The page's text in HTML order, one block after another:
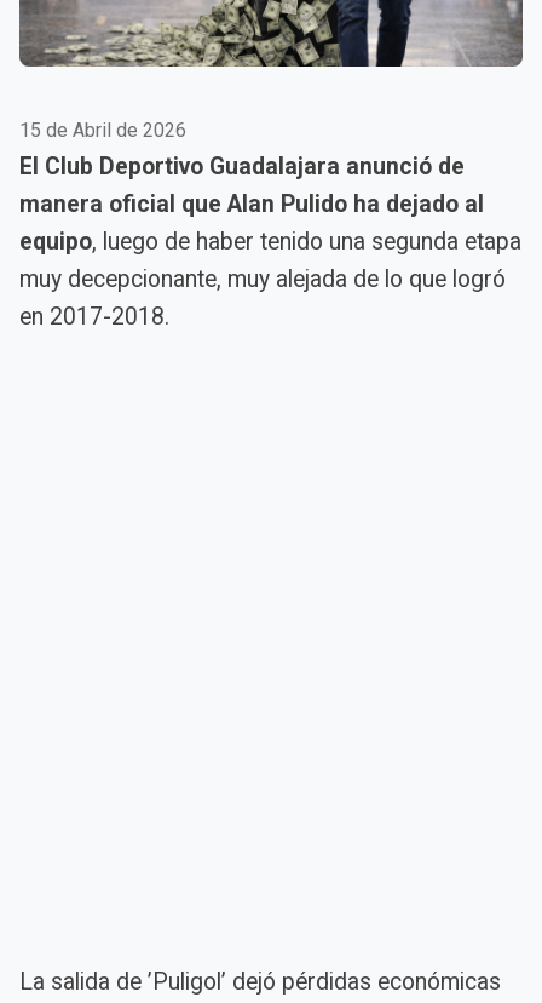
15 de Abril de 2026
El Club Deportivo Guadalajara anunció de
manera oficial que Alan Pulido ha dejado al
equipo, luego de haber tenido una segunda etapa
muy decepcionante, muy alejada de lo que logró
en 2017-2018.
La salida de ’Puligol’ dejó pérdidas económicas